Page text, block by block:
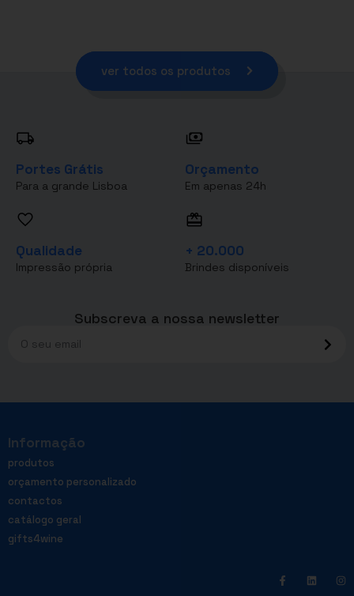
ver todos os produtos
Portes Grátis
Para a grande Lisboa
Orçamento
Em apenas 24h
Qualidade
Impressão própria
+ 20.000
Brindes disponíveis
Subscreva a nossa newsletter
Informação
produtos
orçamento personalizado
contactos
catálogo geral
gifts4wine